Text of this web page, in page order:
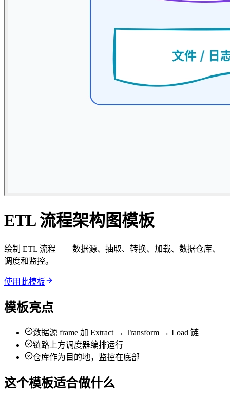
ETL 流程架构图模板
绘制 ETL 流程——数据源、抽取、转换、加载、数据仓库、
调度和监控。
使用此模板
模板亮点
数据源 frame 加 Extract → Transform → Load 链
链路上方调度器编排运行
仓库作为目的地，监控在底部
这个模板适合做什么